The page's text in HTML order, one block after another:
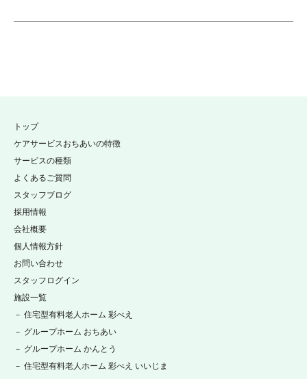
トップ
ケアサービスおちあいの特徴
サービスの種類
よくあるご質問
スタッフブログ
採用情報
施設一覧
－ 住宅型有料老人ホーム 彩べえ
－ グループホーム おちあい
－ グループホーム かんとう
－ 住宅型有料老人ホーム 彩べえ いいじま
会社概要
個人情報方針
お問い合わせ
スタッフログイン